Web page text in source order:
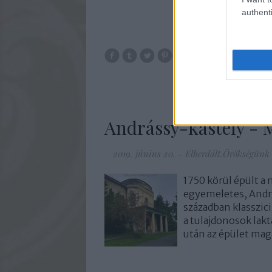
Andrássy-kastély -
2019. június 20. Elherdált.Örökségünk
1750 körül épült a
egyemeletes,
században
a tulajdonosok
után az épület